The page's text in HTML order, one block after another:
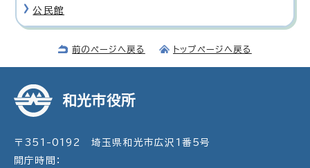
公民館
前のページへ戻る トップページへ戻る
和光市役所
〒351-0192 埼玉県和光市広沢1番5号
開庁時間：